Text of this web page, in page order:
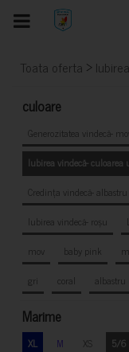
Toata oferta >
culoare
Generozitatea vindecă-
Iubirea vindecă-
Credința vindecă- albastru
Iubirea vindecă- roșu
mov
baby pink
gri
coral albastru
Marime
XL M XS 5/6